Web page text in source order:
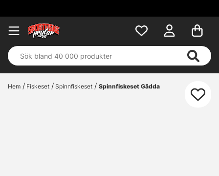
Hem Fiskeset Spinnfiskeset Spinnfiskeset Gädda